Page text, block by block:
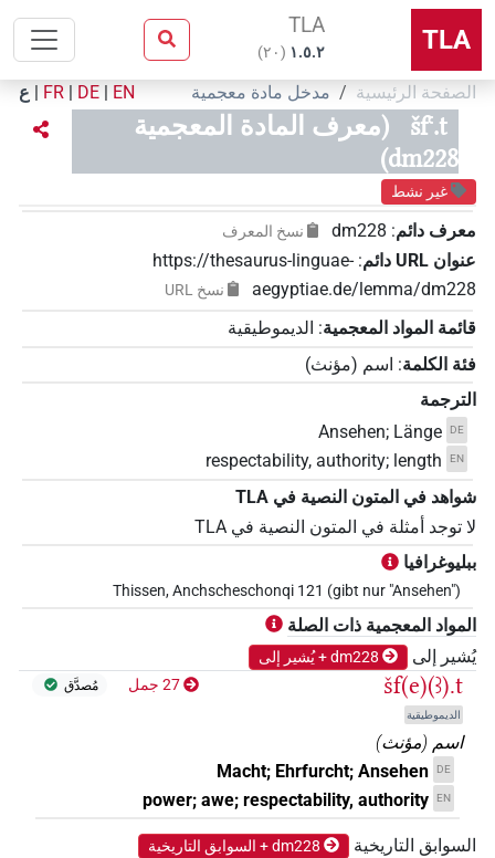
TLA
TLA
۱.٥.٢ (٢٠)
الصفحة الرئيسية مدخل مادة معجمية EN
|
DE
|
FR
| ع
šfꜥ.t
(معرف المادة المعجمية
dm228)
غير نشط
معرف دائم:
dm228 نسخ المعرف
عنوان‏ ‏URL‏ دائم :
https://thesaurus-linguae-
aegyptiae.de/lemma/dm228
نسخ‏ ‏URL
قائمة المواد المعجمية: الديموطيقية
فئة الكلمة: اسم (مؤنث)
الترجمة
DE
Ansehen; Länge
EN
respectability, authority; length
شواهد في المتون النصية في ‏TLA
لا توجد أمثلة في المتون النصية في ‏TLA
ببليوغرافيا
Thissen, Anchscheschonqi 121 (gibt nur "Ansehen")
المواد المعجمية ذات الصلة
يُشير إلى
dm228 + يُشير إلى
šf(e)(ꜣ).t
الديموطيقية
27 جمل مُصدَّق
اسم (مؤنث)
DE
Macht; Ehrfurcht; Ansehen
EN
power; awe; respectability, authority
السوابق التاريخية dm228 + السوابق التاريخية